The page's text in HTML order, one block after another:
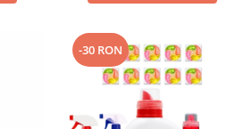
-30 RON